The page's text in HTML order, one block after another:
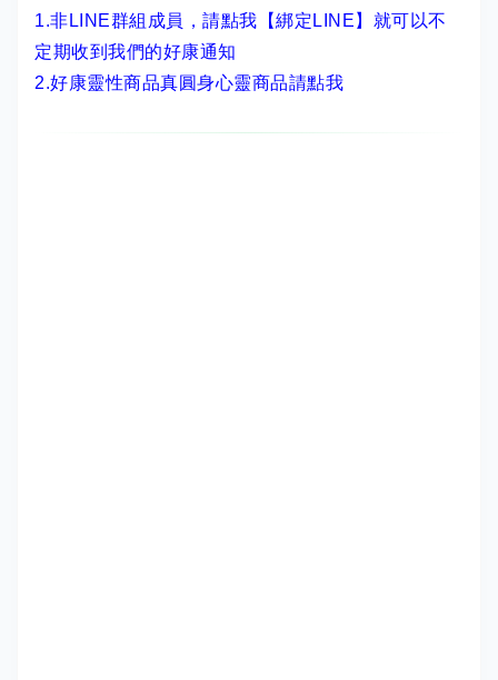
1.非LINE群組成員， 請點我【綁定LINE】 就可以不
定期收到我們的好康通知
2.好康靈性商品真圓身心靈商品請點我